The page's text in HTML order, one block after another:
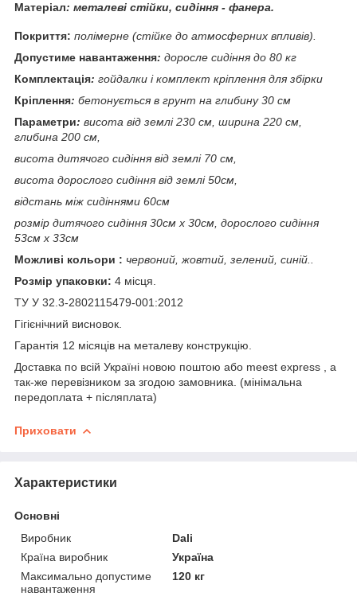
Матеріал: металеві стійки, сидіння - фанера.
Покриття: полімерне (стійке до атмосферних впливів).
Допустиме навантаження: доросле сидіння до 80 кг
Комплектація: гойдалки і комплект кріплення для збірки
Кріплення: бетонується в грунт на глибину 30 см
Параметри: висота від землі 230 см, ширина 220 см,
глибина 200 см,
висота дитячого сидіння від землі 70 см,
висота дорослого сидіння від землі 50см,
відстань між сидіннями 60см
розмір дитячого сидіння 30см х 30см, дорослого сидіння
53см х 33см
Можливі кольори : червоний, жовтий, зелений, синій..
Розмір упаковки: 4 місця.
ТУ У 32.3-2802115479-001:2012
Гігієнічний висновок.
Гарантія 12 місяців на металеву конструкцію.
Доставка по всій Україні новою поштою або meest express , а
так-же перевізником за згодою замовника. (мінімальна
передоплата + післяплата)
Приховати
Характеристики
Основні
Виробник
Dali
Країна виробник
Україна
Максимально допустиме
навантаження
120 кг